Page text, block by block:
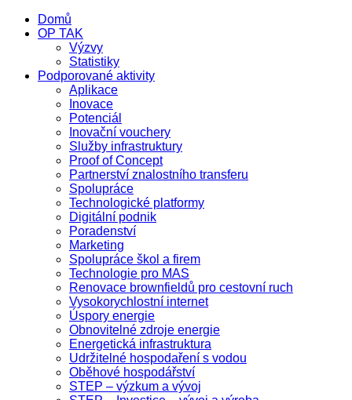
Domů
OP TAK
Výzvy
Statistiky
Podporované aktivity
Aplikace
Inovace
Potenciál
Inovační vouchery
Služby infrastruktury
Proof of Concept
Partnerství znalostního transferu
Spolupráce
Technologické platformy
Digitální podnik
Poradenství
Marketing
Spolupráce škol a firem
Technologie pro MAS
Renovace brownfieldů pro cestovní ruch
Vysokorychlostní internet
Úspory energie
Obnovitelné zdroje energie
Energetická infrastruktura
Udržitelné hospodaření s vodou
Oběhové hospodářství
STEP – výzkum a vývoj